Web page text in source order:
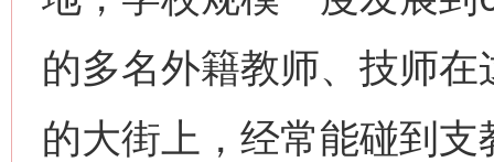
的多名外籍教师、技师
的大街上，经常能碰到支